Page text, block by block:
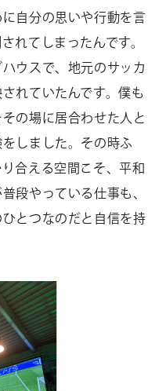
自分の思いや行動を言
れてしまったんです。
ウスで、地元のサッカ
れていたんです。僕も
の場に居合わせた人と
しました。その時ふ
合える空間こそ、平和
段やっている仕事も、
とつなのだと自信を持